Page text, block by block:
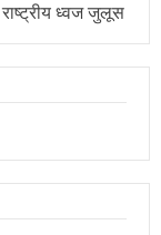
ध्वज जुलूस